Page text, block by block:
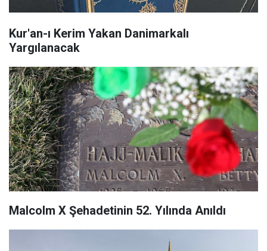
Kur'an-ı Kerim Yakan Danimarkalı
Yargılanacak
Malcolm X Şehadetinin 52. Yılında Anıldı